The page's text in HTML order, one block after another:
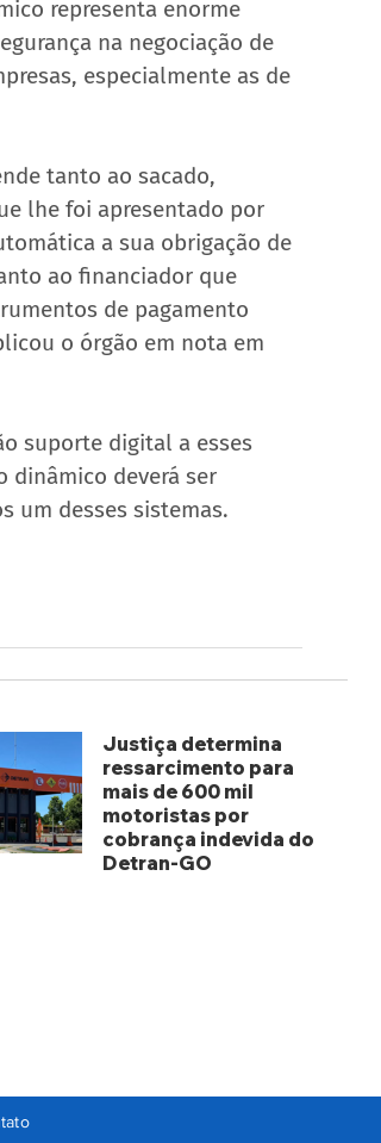
representa enorme
na negociação de
especialmente as de
tanto ao sacado,
lhe foi apresentado por
a sua obrigação de
ao financiador que
de pagamento
o órgão em nota em
suporte digital a esses
deverá ser
um desses sistemas.
Justiça determina
ressarcimento para
mais de 600 mil
motoristas por
cobrança indevida do
Detran-GO